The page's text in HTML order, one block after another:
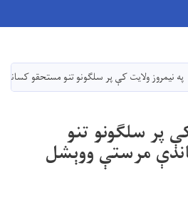
دانګل
په نیمروز ولایت کې پر سلګونو تنو مستحقو
پر سلګونو تنو
مرستې ووېشل